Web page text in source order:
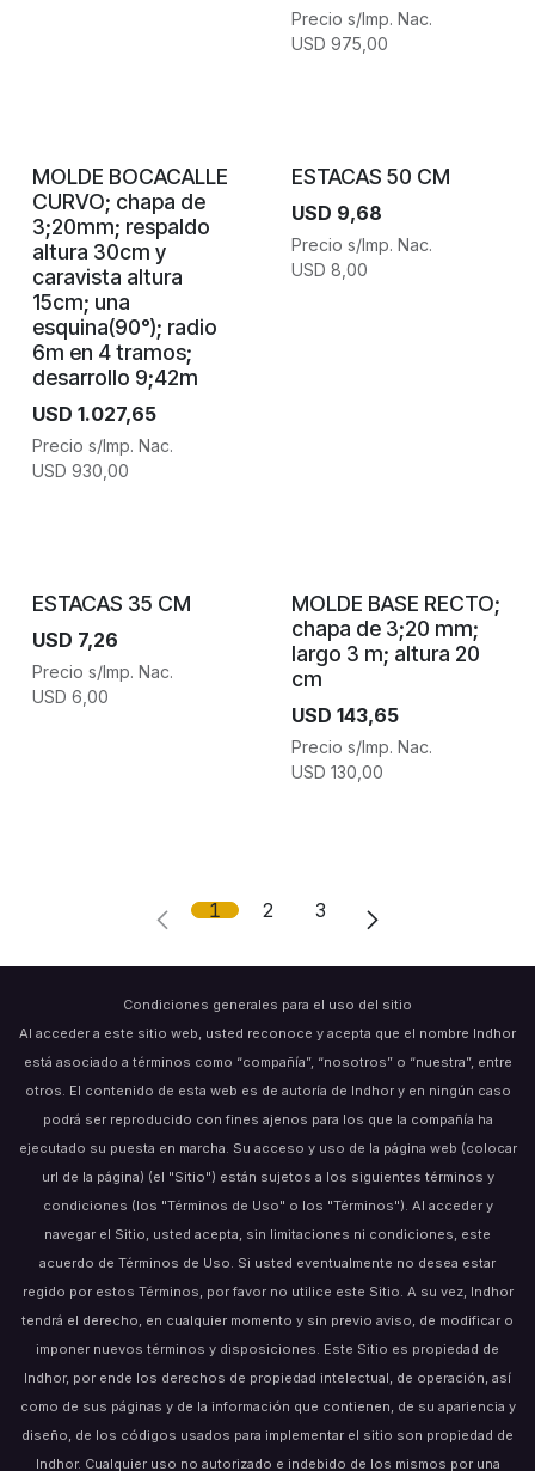
Precio s/Imp. Nac.
USD 975,00
MOLDE BOCACALLE
CURVO; chapa de
3;20mm; respaldo
altura 30cm y
caravista altura
15cm; una
esquina(90°); radio
6m en 4 tramos;
desarrollo 9;42m
USD 1.027,65
Precio s/Imp. Nac.
USD 930,00
ESTACAS 50 CM
USD 9,68
Precio s/Imp. Nac.
USD 8,00
ESTACAS 35 CM
USD 7,26
Precio s/Imp. Nac.
USD 6,00
MOLDE BASE RECTO;
chapa de 3;20 mm;
largo 3 m; altura 20
cm
USD 143,65
Precio s/Imp. Nac.
USD 130,00
1 2 3
Condiciones generales para el uso del sitio
Al acceder a este sitio web, usted reconoce y acepta que el nombre Indhor
está asociado a términos como “compañía”, “nosotros” o “nuestra”, entre
otros. El contenido de esta web es de autoría de Indhor y en ningún caso
podrá ser reproducido con fines ajenos para los que la compañía ha
ejecutado su puesta en marcha. Su acceso y uso de la página web (colocar
url de la página) (el "Sitio") están sujetos a los siguientes términos y
condiciones (los "Términos de Uso" o los "Términos"). Al acceder y
navegar el Sitio, usted acepta, sin limitaciones ni condiciones, este
acuerdo de Términos de Uso. Si usted eventualmente no desea estar
regido por estos Términos, por favor no utilice este Sitio. A su vez, Indhor
tendrá el derecho, en cualquier momento y sin previo aviso, de modificar o
imponer nuevos términos y disposiciones. Este Sitio es propiedad de
Indhor, por ende los derechos de propiedad intelectual, de operación, así
como de sus páginas y de la información que contienen, de su apariencia y
diseño, de los códigos usados para implementar el sitio son propiedad de
Indhor. Cualquier uso no autorizado e indebido de los mismos por una